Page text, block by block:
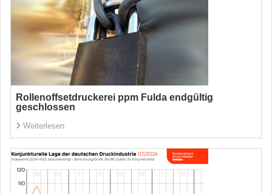
Rollenoffsetdruckerei ppm Fulda endgültig
geschlossen
Weiterlesen